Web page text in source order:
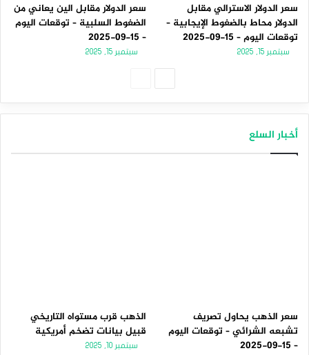
سعر الدولار الاسترالي مقابل
الدولار محاط بالضغوط الإيجابية –
توقعات اليوم – 15-09-2025
سبتمبر 15, 2025
سعر الدولار مقابل الين يعاني من
الضغوط السلبية – توقعات اليوم
– 15-09-2025
سبتمبر 15, 2025
أخبار السلع
سعر الذهب يحاول تصريف
تشبعه الشرائي – توقعات اليوم
– 15-09-2025
الذهب قرب مستواه التاريخي
قبيل بيانات تضخم أمريكية
سبتمبر 10, 2025